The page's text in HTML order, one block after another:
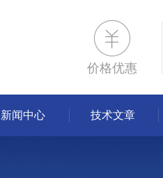
价格优惠
新闻中心 技术文章